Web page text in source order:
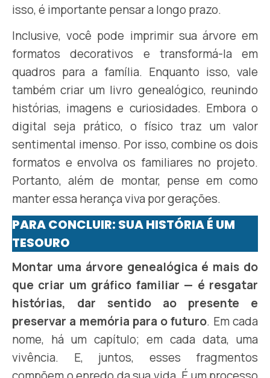
isso, é importante pensar a longo prazo.
Inclusive, você pode imprimir sua árvore em
formatos decorativos e transformá-la em
quadros para a família. Enquanto isso, vale
também criar um livro genealógico, reunindo
histórias, imagens e curiosidades. Embora o
digital seja prático, o físico traz um valor
sentimental imenso. Por isso, combine os dois
formatos e envolva os familiares no projeto.
Portanto, além de montar, pense em como
manter essa herança viva por gerações.
PARA CONCLUIR: SUA HISTÓRIA É UM
TESOURO
Montar uma árvore genealógica é mais do
que criar um gráfico familiar — é resgatar
histórias, dar sentido ao presente e
preservar a memória para o futuro. Em cada
nome, há um capítulo; em cada data, uma
vivência. E, juntos, esses fragmentos